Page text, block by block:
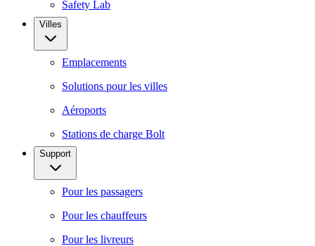
Safety Lab
Villes
Emplacements
Solutions pour les villes
Aéroports
Stations de charge Bolt
Support
Pour les passagers
Pour les chauffeurs
Pour les livreurs